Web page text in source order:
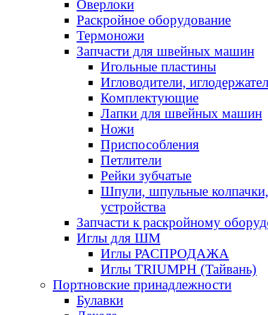
Оверлоки
Раскройное оборудование
Термоножи
Запчасти для швейных машин
Игольные пластины
Игловодители,
Комплектующие
Лапки для швейных машин
Ножи
Приспособления
Петлители
Рейки зубчатые
Шпули, шпульные
устройства
Запчасти к раскройному
Иглы для ШМ
Иглы РАСПРОДАЖА
Иглы TRIUMPH (Тайвань)
Портновские принадлежности
Булавки